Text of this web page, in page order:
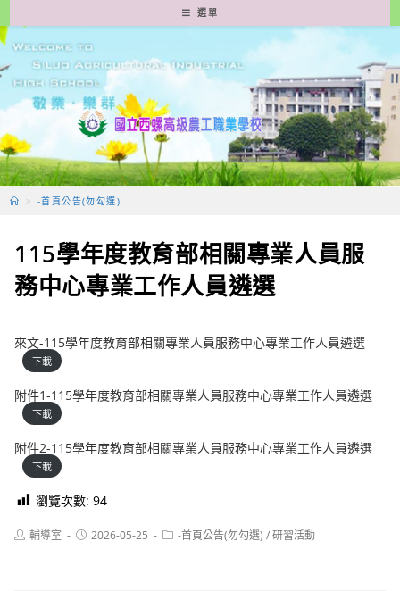
轉
至
要
容
選單
> -首頁公告(勿勾選)
115學年度教育部相關專業人員服
務中心專業工作人員遴選
來文-115學年度教育部相關專業人員服務中心專業工作人員遴選
下載
附件1-115學年度教育部相關專業人員服務中心專業工作人員遴選
下載
附件2-115學年度教育部相關專業人員服務中心專業工作人員遴選
下載
瀏覽次數: 94
Post輔導室
Post2026-05-25
Post-首頁公告(勿勾選) /研習活動